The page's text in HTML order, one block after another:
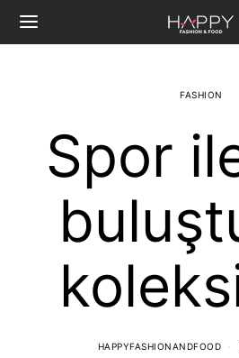
FASHION
Spor
HAPPYFASHIONANDFOOD